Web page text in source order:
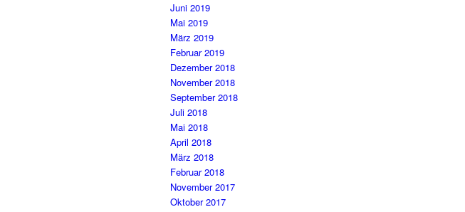
Juni 2019
Mai 2019
März 2019
Februar 2019
Dezember 2018
November 2018
September 2018
Juli 2018
Mai 2018
April 2018
März 2018
Februar 2018
November 2017
Oktober 2017